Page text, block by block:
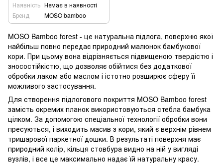
Наявність Немає в наявності
Бренд
MOSO bamboo
MOSO Bamboo forest - це натуральна підлога, поверхню якої
найбільш повно передає природний малюнок бамбукової
кори. При цьому вона відрізняється підвищеною твердістю і
зносостійкістю, що дозволяє обійтися без додаткової
обробки лаком або маслом і істотно розширює сферу її
можливого застосування.
Для створення підлогового покриття MOSO Bamboo forest
замість окремих планок використовуються стебла бамбука
цілком. За допомогою спеціальної технології обробки вони
пресуються, і виходить масив з кори, який є верхнім рівнем
тришарової паркетної дошки. В результаті поверхня має
природний колір, кільця стовбура видно на ній у вигляді
вузлів, і все це максимально надає їй натуральну красу.